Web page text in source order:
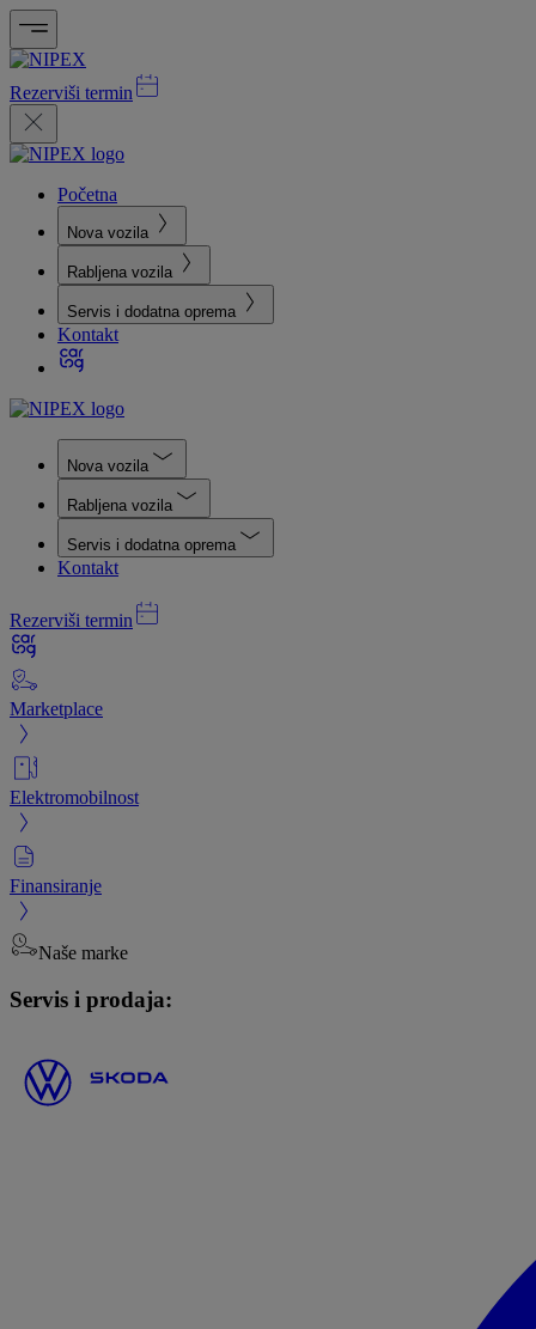
Rezerviši termin
Početna
Nova vozila
Rabljena vozila
Servis i dodatna oprema
Kontakt
Nova vozila
Rabljena vozila
Servis i dodatna oprema
Kontakt
Rezerviši termin
Marketplace
Elektromobilnost
Finansiranje
Naše marke
Servis i prodaja: